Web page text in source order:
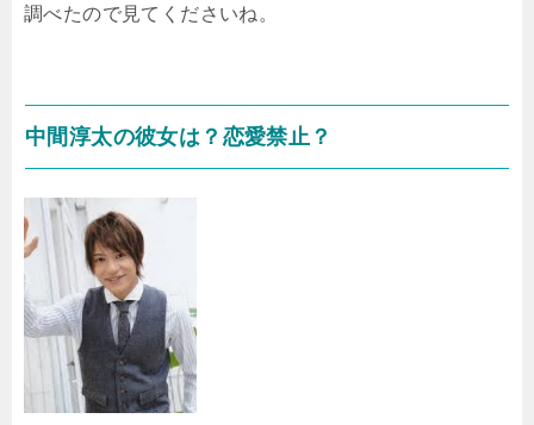
調べたので見てくださいね。
中間淳太の彼女は？恋愛禁止？